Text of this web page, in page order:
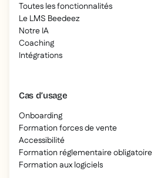
Toutes les fonctionnalités
Le LMS Beedeez
Notre IA
Coaching
Intégrations
Cas d’usage
Onboarding
Formation forces de vente
Accessibilité
Formation réglementaire obligatoire
Formation aux logiciels